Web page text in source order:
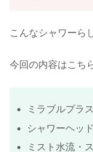
こんなシャワーら
今回の内容はこち
ミラブルプラ
シャワーヘッ
ミスト水流・